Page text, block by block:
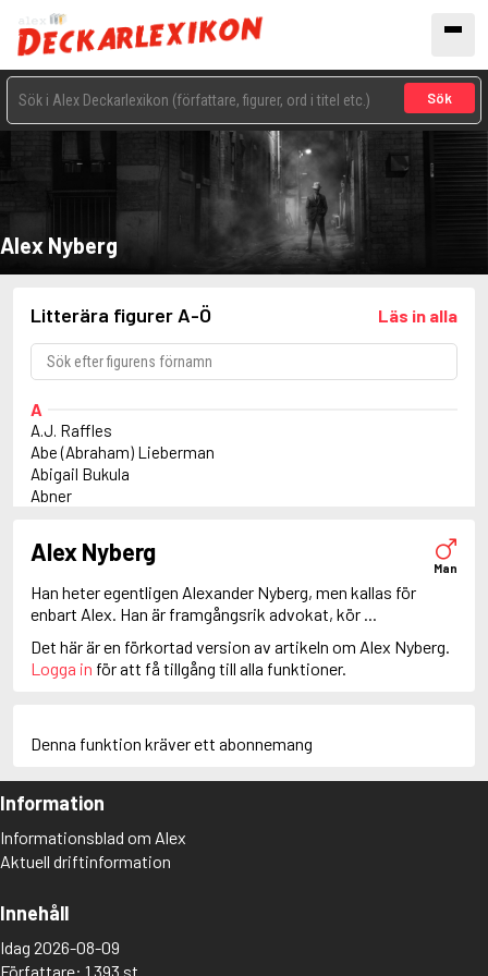
Sök
Alex Nyberg
Litterära figurer A-Ö Läs in alla
A
A.J. Raffles
Abe (Abraham) Lieberman
Abigail Bukula
Abner
Adam Fawley
Adamsberg
Adelia Aguilar
Adrian Roca
Alan Banks
Alan Grant
Albert Campion
Alex Cross
Alex Delaware
Alex McKnight
Alex Morrow
Alex Recht
Alix London
Am Hunter
Amanda Pharrell
Alex Nyberg
Man
Han heter egentligen Alexander Nyberg, men kallas för
enbart Alex. Han är framgångsrik advokat, kör ...
Det här är en förkortad version av artikeln om Alex Nyberg.
Logga in för att få tillgång till alla funktioner.
Denna funktion kräver ett abonnemang
Information
Informationsblad om Alex
Aktuell driftinformation
Innehåll
Idag 2026-08-09
Författare: 1 393 st